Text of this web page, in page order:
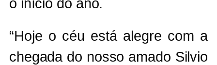
o início do ano.
“Hoje o céu está alegre com a
chegada do nosso amado Silvio